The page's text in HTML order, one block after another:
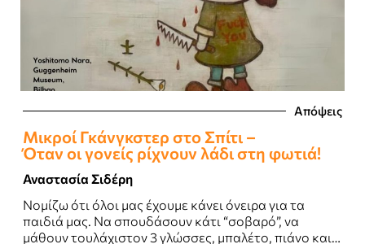
Απόψεις
Μικροί Γκάνγκστερ στο Σπίτι –
Όταν οι γονείς ρίχνουν λάδι στη φωτιά!
Αναστασία Σιδέρη
Νομίζω ότι όλοι μας έχουμε κάνει όνειρα για τα
παιδιά μας. Να σπουδάσουν κάτι “σοβαρό”, να
μάθουν τουλάχιστον 3 γλώσσες, μπαλέτο, πιάνο και